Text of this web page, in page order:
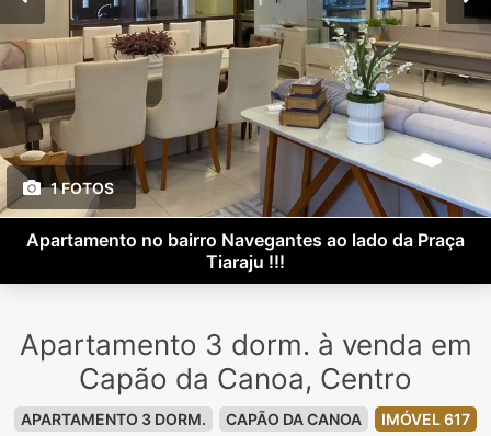
1 FOTOS
Apartamento no bairro Navegantes ao lado da Praça
Tiaraju !!!
Apartamento 3 dorm. à venda em
Capão da Canoa, Centro
APARTAMENTO 3 DORM. CAPÃO DA CANOA IMÓVEL 617